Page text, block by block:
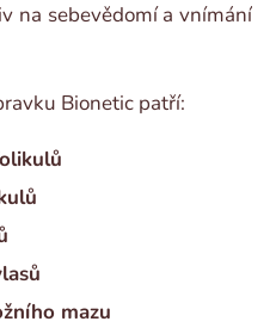
na sebevědomí a vnímání
Bionetic patří:
mazu